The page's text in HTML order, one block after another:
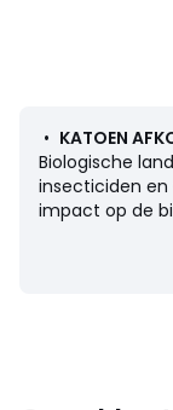
Samenstelling
• Voornaamste
• 2de stof : 95%
• Machinewas
• KATOEN
Biologische
insecticiden en
impact op de